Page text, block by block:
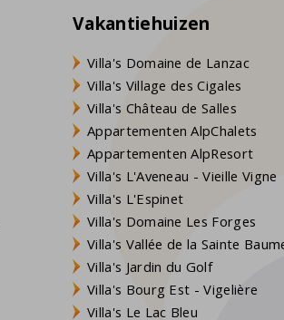
Vakantiehuizen
Villa's Domaine de Lanzac
Villa's Village des Cigales
Villa's Château de Salles
Appartementen AlpChalets
Appartementen AlpResort
Villa's L'Aveneau - Vieille Vigne
Villa's L'Espinet
Villa's Domaine Les Forges
Villa's Vallée de la Sainte
Villa's Jardin du Golf
Villa's Bourg Est - Vigelière
Villa's Le Lac Bleu